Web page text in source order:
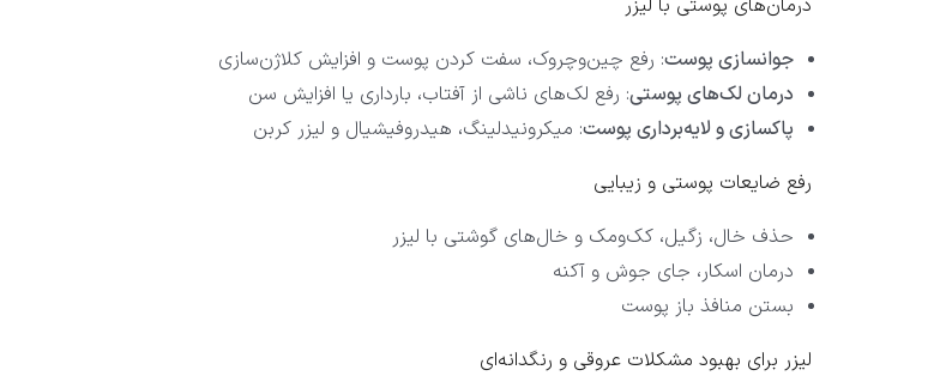
درمان‌های پوستی با لیزر
جوانسازی پوست: رفع چین‌وچروک، سفت کردن پوست و افزایش کلاژن‌سازی
درمان لک‌های پوستی: رفع لک‌های ناشی از آفتاب، بارداری یا افزایش سن
پاکسازی و لایه‌برداری پوست: میکرونیدلینگ، هیدروفیشیال و لیزر کربن
رفع ضایعات پوستی و زیبایی
حذف خال، زگیل، کک‌ومک و خال‌های گوشتی با لیزر
درمان اسکار، جای جوش و آکنه
بستن منافذ باز پوست
لیزر برای بهبود مشکلات عروقی و رنگدانه‌ای